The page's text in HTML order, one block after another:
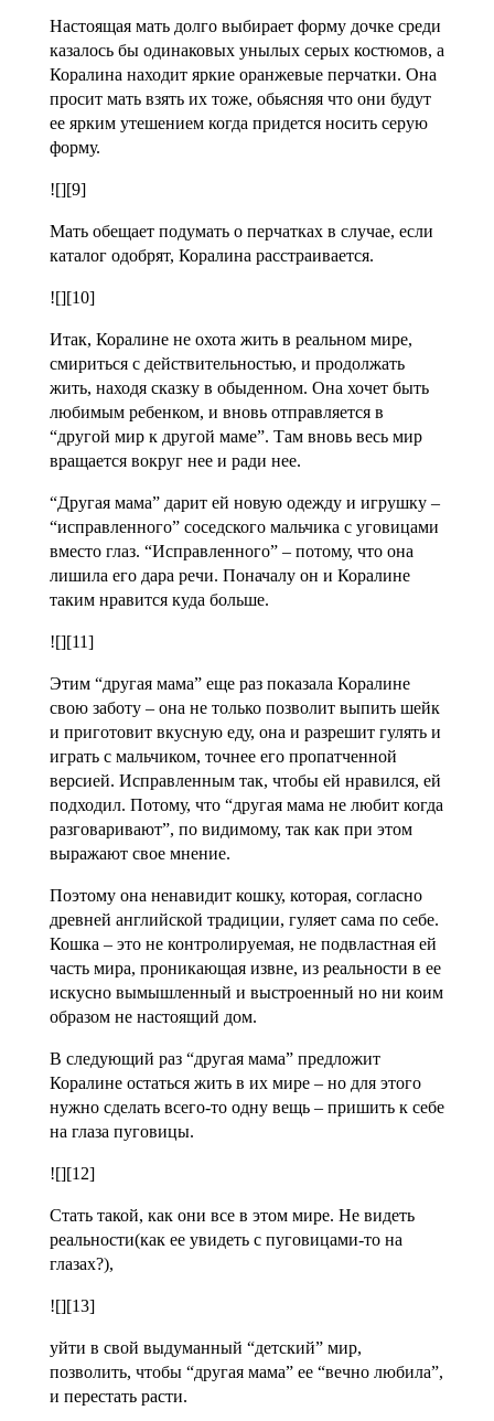
Настоящая мать долго выбирает форму дочке среди
казалось бы одинаковых унылых серых костюмов, а
Коралина находит яркие оранжевые перчатки. Она
просит мать взять их тоже, обьясняя что они будут
ее ярким утешением когда придется носить серую
форму.
![][9]
Мать обещает подумать о перчатках в случае, если
каталог одобрят, Коралина расстраивается.
![][10]
Итак, Коралине не охота жить в реальном мире,
смириться с действительностью, и продолжать
жить, находя сказку в обыденном. Она хочет быть
любимым ребенком, и вновь отправляется в
“другой мир к другой маме”. Там вновь весь мир
вращается вокруг нее и ради нее.
“Другая мама” дарит ей новую одежду и игрушку –
“исправленного” соседского мальчика с уговицами
вместо глаз. “Исправленного” – потому, что она
лишила его дара речи. Поначалу он и Коралине
таким нравится куда больше.
![][11]
Этим “другая мама” еще раз показала Коралине
свою заботу – она не только позволит выпить шейк
и приготовит вкусную еду, она и разрешит гулять и
играть с мальчиком, точнее его пропатченной
версией. Исправленным так, чтобы ей нравился, ей
подходил. Потому, что “другая мама не любит когда
разговаривают”, по видимому, так как при этом
выражают свое мнение.
Поэтому она ненавидит кошку, которая, согласно
древней английской традиции, гуляет сама по себе.
Кошка – это не контролируемая, не подвластная ей
часть мира, проникающая извне, из реальности в ее
искусно вымышленный и выстроенный но ни коим
образом не настоящий дом.
В следующий раз “другая мама” предложит
Коралине остаться жить в их мире – но для этого
нужно сделать всего-то одну вещь – пришить к себе
на глаза пуговицы.
![][12]
Стать такой, как они все в этом мире. Не видеть
реальности(как ее увидеть с пуговицами-то на
глазах?),
![][13]
уйти в свой выдуманный “детский” мир,
позволить, чтобы “другая мама” ее “вечно любила”,
и перестать расти.